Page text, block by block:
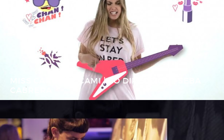
MISS CAROL BY CAMI | CO DIRECCION | SEBA
CABRERA